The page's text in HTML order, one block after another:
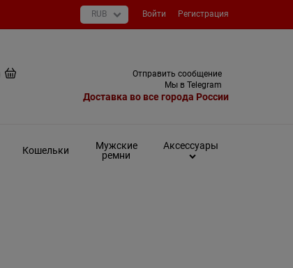
Войти Регистрация
Отправить сообщение
Мы в Telegram
Доставка во все города России
Кошельки
Мужские
ремни
Аксессуары